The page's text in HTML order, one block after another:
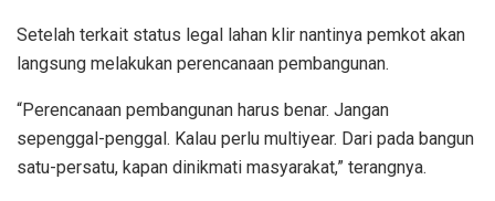
Setelah terkait status legal lahan klir nantinya pemkot akan
langsung melakukan perencanaan pembangunan.
“Perencanaan pembangunan harus benar. Jangan
sepenggal-penggal. Kalau perlu multiyear. Dari pada bangun
satu-persatu, kapan dinikmati masyarakat,” terangnya.